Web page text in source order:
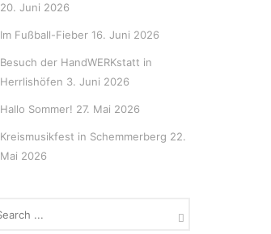
20. Juni 2026
Im Fußball-Fieber 16. Juni 2026
Besuch der HandWERKstatt in
Herrlishöfen 3. Juni 2026
Hallo Sommer! 27. Mai 2026
Kreismusikfest in Schemmerberg 22.
Mai 2026